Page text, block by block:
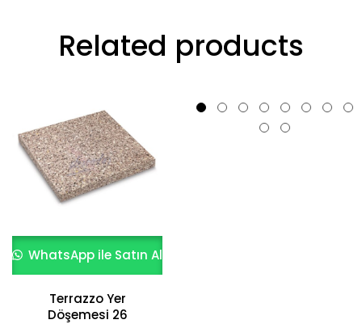
Related products
WhatsApp ile Satın Al
Terrazzo Yer
Döşemesi 26